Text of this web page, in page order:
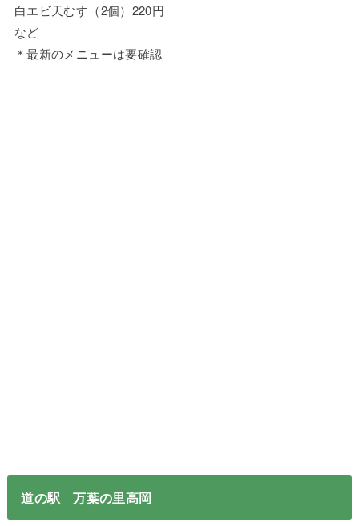
白エビ天むす（2個）220円
など
＊最新のメニューは要確認
道の駅 万葉の里高岡